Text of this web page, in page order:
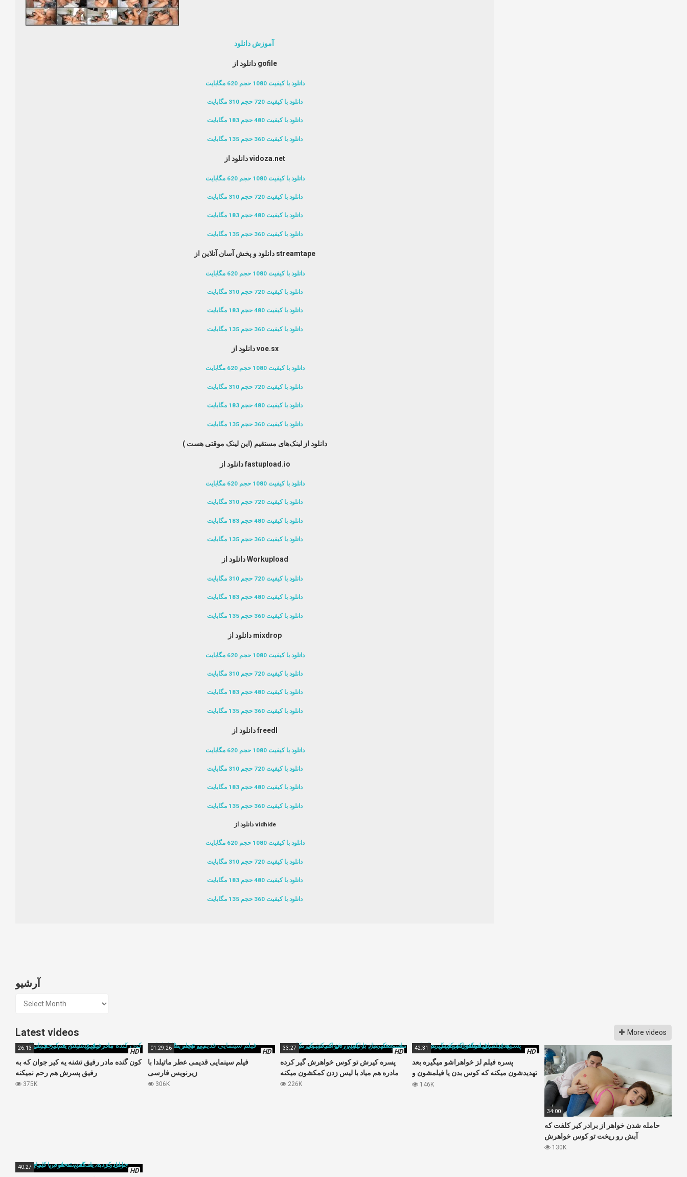
دانلود از gofile
دانلود با کیفیت 1080 حجم 620 مگابایت
دانلود با کیفیت 720 حجم 310 مگابایت
دانلود با کیفیت 480 حجم 183 مگابایت
دانلود با کیفیت 360 حجم 135 مگابایت
دانلود از vidoza.net
دانلود با کیفیت 1080 حجم 620 مگابایت
دانلود با کیفیت 720 حجم 310 مگابایت
دانلود با کیفیت 480 حجم 183 مگابایت
دانلود با کیفیت 360 حجم 135 مگابایت
دانلود و پخش آسان آنلاین از streamtape
دانلود با کیفیت 1080 حجم 620 مگابایت
دانلود با کیفیت 720 حجم 310 مگابایت
دانلود با کیفیت 480 حجم 183 مگابایت
دانلود با کیفیت 360 حجم 135 مگابایت
دانلود از voe.sx
دانلود با کیفیت 1080 حجم 620 مگابایت
دانلود با کیفیت 720 حجم 310 مگابایت
دانلود با کیفیت 480 حجم 183 مگابایت
دانلود با کیفیت 360 حجم 135 مگابایت
دانلود از لینک‌های مستقیم (این لینک موقتی هست )
دانلود از fastupload.io
دانلود با کیفیت 1080 حجم 620 مگابایت
دانلود با کیفیت 720 حجم 310 مگابایت
دانلود با کیفیت 480 حجم 183 مگابایت
دانلود با کیفیت 360 حجم 135 مگابایت
دانلود از Workupload
دانلود با کیفیت 720 حجم 310 مگابایت
دانلود با کیفیت 480 حجم 183 مگابایت
دانلود با کیفیت 360 حجم 135 مگابایت
دانلود از mixdrop
دانلود با کیفیت 1080 حجم 620 مگابایت
دانلود با کیفیت 720 حجم 310 مگابایت
دانلود با کیفیت 480 حجم 183 مگابایت
دانلود با کیفیت 360 حجم 135 مگابایت
دانلود از freedl
دانلود با کیفیت 1080 حجم 620 مگابایت
دانلود با کیفیت 720 حجم 310 مگابایت
دانلود با کیفیت 480 حجم 183 مگابایت
دانلود با کیفیت 360 حجم 135 مگابایت
دانلود از vidhide
دانلود با کیفیت 1080 حجم 620 مگابایت
دانلود با کیفیت 720 حجم 310 مگابایت
دانلود با کیفیت 480 حجم 183 مگابایت
دانلود با کیفیت 360 حجم 135 مگابایت
آرشیو
Latest videos More videos
HD
26:13
کون گنده مادر رفیق تشنه یه کیر جوان که به
رفیق پسرش هم رحم نمیکنه
375K
HD
01:29:26
فیلم سینمایی قدیمی عطر ماتیلدا با
زیرنویس فارسی
306K
HD
33:27
پسره کیرش تو کوس خواهرش گیر کرده
مادره هم میاد با لیس زدن کمکشون میکنه
226K
HD
42:31
پسره فیلم لز خواهراشو میگیره بعد
تهدیدشون میکنه که کوس بدن یا فیلمشون و
پخش میکنه
146K
34:00
حامله شدن خواهر از برادر کیر کلفت که
آبش رو ریخت تو کوس خواهرش
130K
HD
40:27